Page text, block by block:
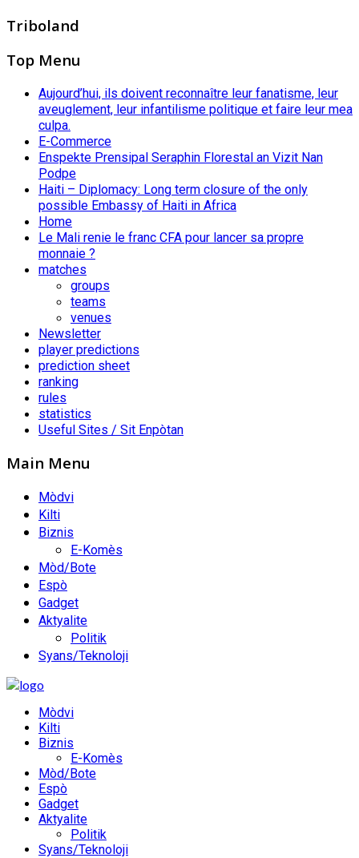
Triboland
Top Menu
Aujourd’hui, ils doivent reconnaître leur fanatisme, leur
aveuglement, leur infantilisme politique et faire leur mea
culpa.
E-Commerce
Enspekte Prensipal Seraphin Florestal an Vizit Nan
Podpe
Haiti – Diplomacy: Long term closure of the only
possible Embassy of Haiti in Africa
Home
Le Mali renie le franc CFA pour lancer sa propre
monnaie ?
matches
groups
teams
venues
Newsletter
player predictions
prediction sheet
ranking
rules
statistics
Useful Sites / Sit Enpòtan
Main Menu
Mòdvi
Kilti
Biznis
E-Komès
Mòd/Bote
Espò
Gadget
Aktyalite
Politik
Syans/Teknoloji
Mòdvi
Kilti
Biznis
E-Komès
Mòd/Bote
Espò
Gadget
Aktyalite
Politik
Syans/Teknoloji